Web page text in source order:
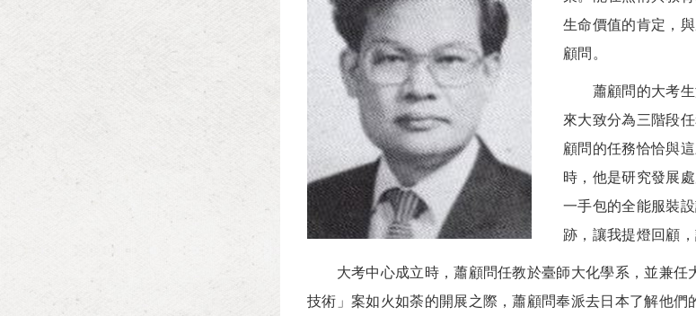
生命價值的肯定，
顧問。
蕭顧問的大考生
來大致分為三階段
顧問的任務恰恰與
時，他是研究發展
一手包的全能服裝
跡，讓我提燈回顧
大考中心成立時，蕭顧問任教於臺師大化學系，並兼任
技術」案如火如荼的開展之際，蕭顧問奉派去日本了解他